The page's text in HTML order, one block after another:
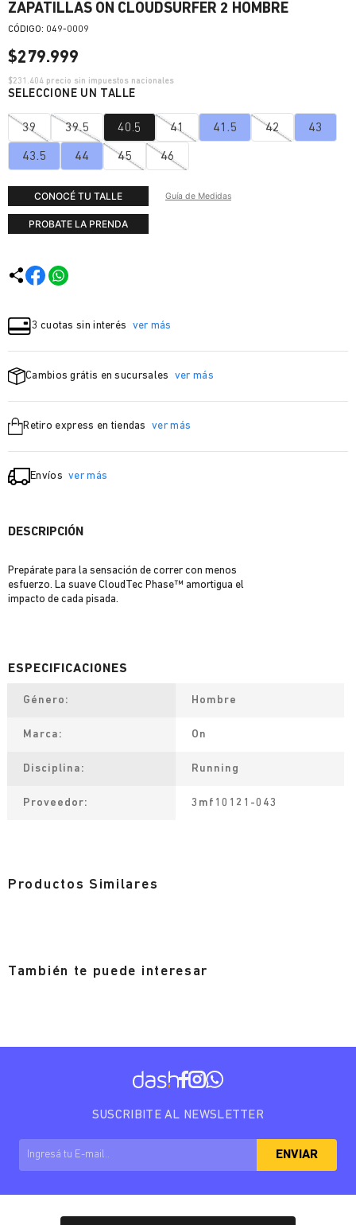
ZAPATILLAS ON CLOUDSURFER 2 HOMBRE
: 049-0009
$279.999
$231.404 precio sin impuestos nacionales
39 39.5 40.5 41 41.5 42 43
43.5 44 45 46
CONOCÉ TU TALLE Guía de Medidas
PROBATE LA PRENDA
3 cuotas sin interés ver más
Cambios grátis en sucursales ver más
Retiro express en tiendas ver más
Envíos ver más
DESCRIPCIÓN
Prepárate para la sensación de correr con menos
esfuerzo. La suave CloudTec Phase™ amortigua el
impacto de cada pisada.
Género Hombre
Marca On
Disciplina Running
Proveedor 3mf10121-043
Productos Similares
También te puede interesar
SUSCRIBITE AL NEWSLETTER
ENVIAR